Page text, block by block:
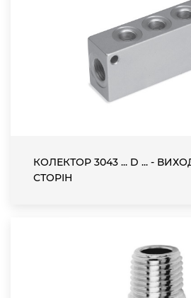
КОЛЕКТОР 3043 ... D ... -
СТОРІН